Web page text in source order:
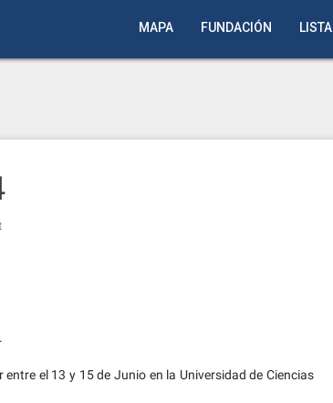
MAPA FUNDACIÓN LISTA
.
el 13 y 15 de Junio en la Universidad de Ciencias